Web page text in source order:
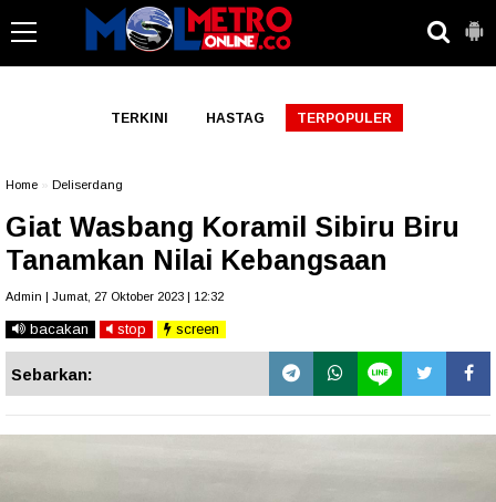
TERKINI HASTAG TERPOPULER
Home Deliserdang
Giat Wasbang Koramil Sibiru Biru
Tanamkan Nilai Kebangsaan
Admin | Jumat, 27 Oktober 2023 | 12:32
bacakan stop screen
Sebarkan: